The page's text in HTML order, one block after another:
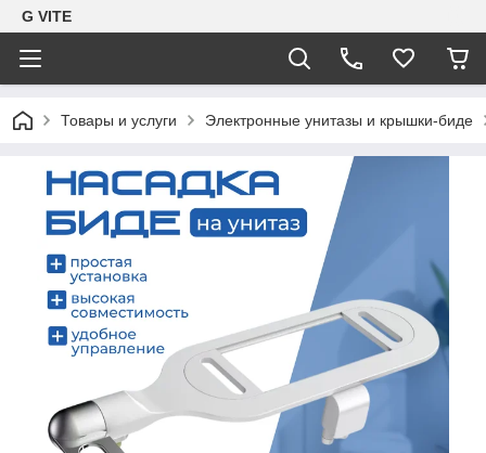
G VITE
Товары и услуги Электронные унитазы и крышки-биде